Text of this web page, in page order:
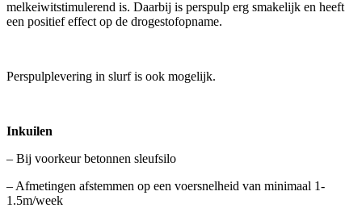
melkeiwitstimulerend is. Daarbij is perspulp erg smakelijk en heeft
een positief effect op de drogestofopname.
Perspulplevering in slurf is ook mogelijk.
Inkuilen
– Bij voorkeur betonnen sleufsilo
– Afmetingen afstemmen op een voersnelheid van minimaal 1-
1.5m/week